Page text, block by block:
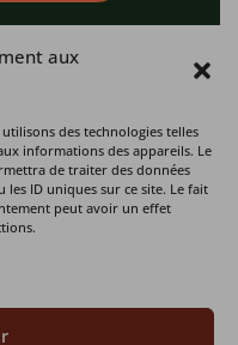
aux
des technologies telles
informations des appareils. Le
de traiter des données
ID uniques sur ce site. Le fait
peut avoir un effet
LIENS UTILES
Faire un don
Espace Presse
Plan du site